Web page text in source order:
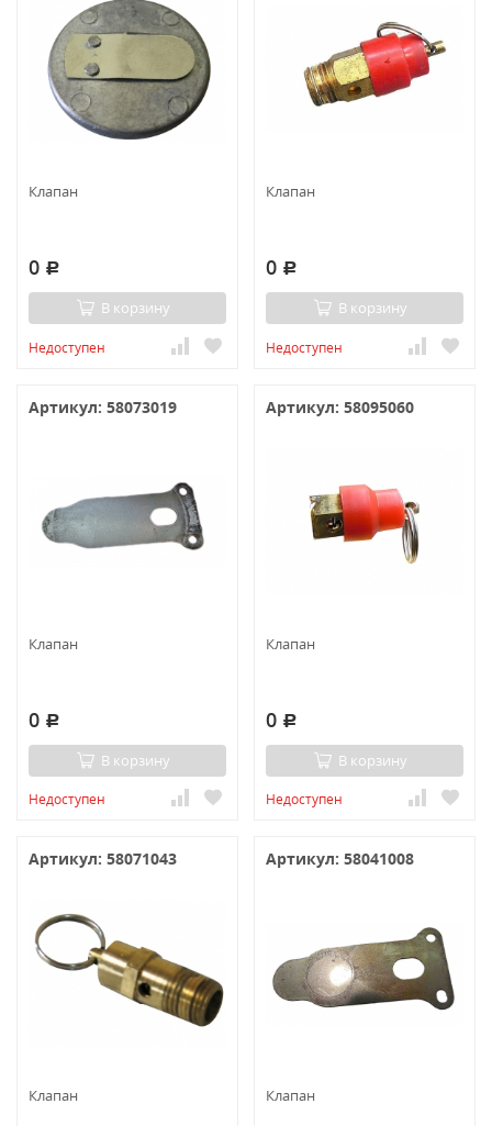
Клапан
0 Р
В корзину
Недоступен
Клапан
0 Р
В корзину
Недоступен
Артикул: 58073019
Клапан
0 Р
В корзину
Недоступен
Артикул: 58095060
Клапан
0 Р
В корзину
Недоступен
Артикул: 58071043
Клапан
Артикул: 58041008
Клапан